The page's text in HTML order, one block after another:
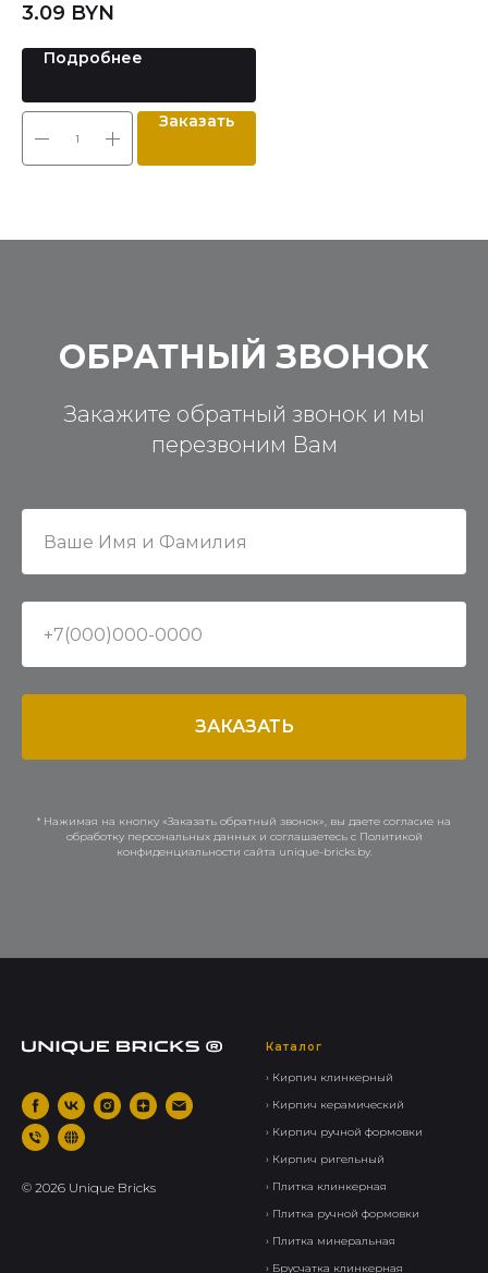
3.09 BYN
Подробнее
Заказать
ОБРАТНЫЙ ЗВОНОК
Закажите обратный звонок и мы
перезвоним Вам
ЗАКАЗАТЬ
* Нажимая на кнопку «Заказать обратный звонок», вы даете согласие на
обработку персональных данных и соглашаетесь c Политикой
конфиденциальности сайта unique-bricks.by.
© 2026 Unique Bricks
Каталог
› Кирпич клинкерный
› Кирпич керамический
› Кирпич ручной формовки
› Кирпич ригельный
› Плитка клинкерная
› Плитка ручной формовки
› Плитка минеральная
› Брусчатка клинкерная